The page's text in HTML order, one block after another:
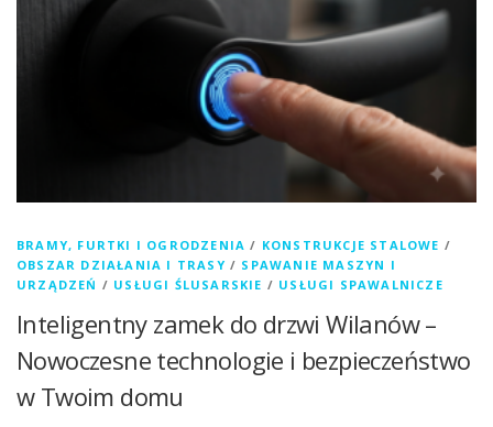
BRAMY, FURTKI I OGRODZENIA / KONSTRUKCJE STALOWE /
OBSZAR DZIAŁANIA I TRASY / SPAWANIE MASZYN I
URZĄDZEŃ / USŁUGI ŚLUSARSKIE / USŁUGI SPAWALNICZE
Inteligentny zamek do drzwi Wilanów –
Nowoczesne technologie i bezpieczeństwo
w Twoim domu